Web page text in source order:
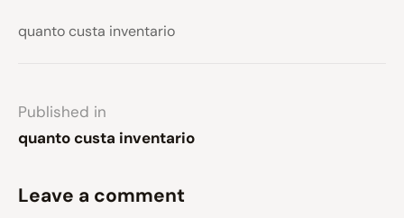
quanto custa inventario
Published in
quanto custa inventario
Leave a comment